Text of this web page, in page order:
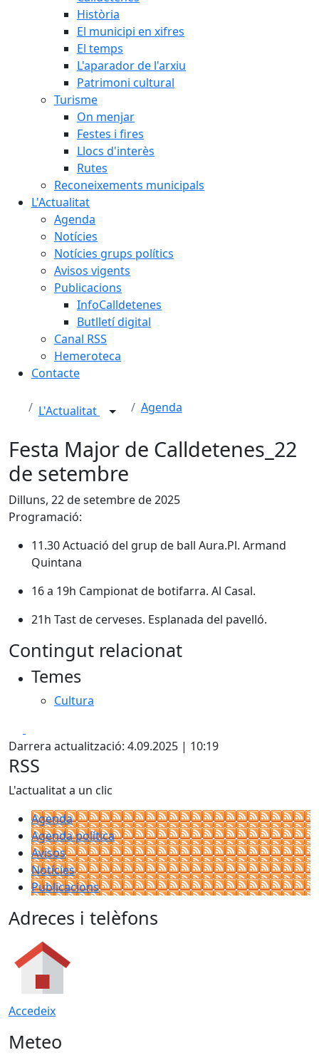
Història
El municipi en xifres
El temps
L'aparador de l'arxiu
Patrimoni cultural
Turisme
On menjar
Festes i fires
Llocs d'interès
Rutes
Reconeixements municipals
L'Actualitat
Agenda
Notícies
Notícies grups polítics
Avisos vigents
Publicacions
InfoCalldetenes
Butlletí digital
Canal RSS
Hemeroteca
Contacte
L'Actualitat Agenda
Festa Major de Calldetenes_22
de setembre
Dilluns, 22 de setembre de 2025
Programació:
11.30 Actuació del grup de ball Aura.Pl. Armand
Quintana
16 a 19h Campionat de botifarra. Al Casal.
21h Tast de cerveses. Esplanada del pavelló.
Contingut relacionat
Temes
Cultura
Darrera actualització: 4.09.2025 | 10:19
RSS
L'actualitat a un clic
Agenda
Agenda política
Avisos
Notícies
Publicacions
Adreces i telèfons
Accedeix
Meteo